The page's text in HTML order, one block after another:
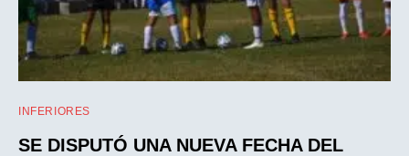
INFERIORES
SE DISPUTÓ UNA NUEVA FECHA DEL